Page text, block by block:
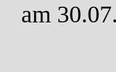
am